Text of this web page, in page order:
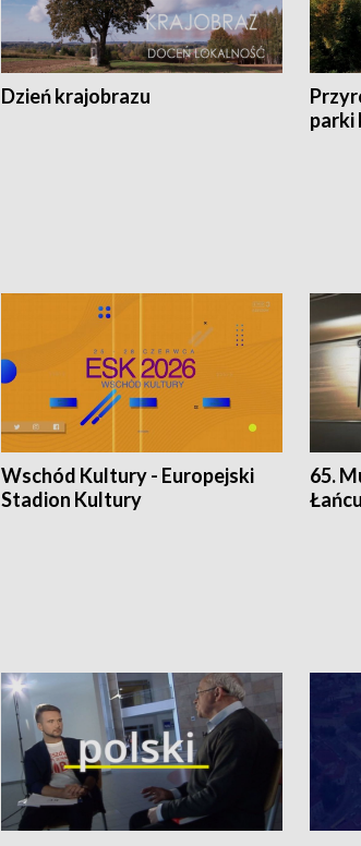
Dzień krajobrazu
parki
Wschód Kultury - Europejski
Stadion Kultury
65.